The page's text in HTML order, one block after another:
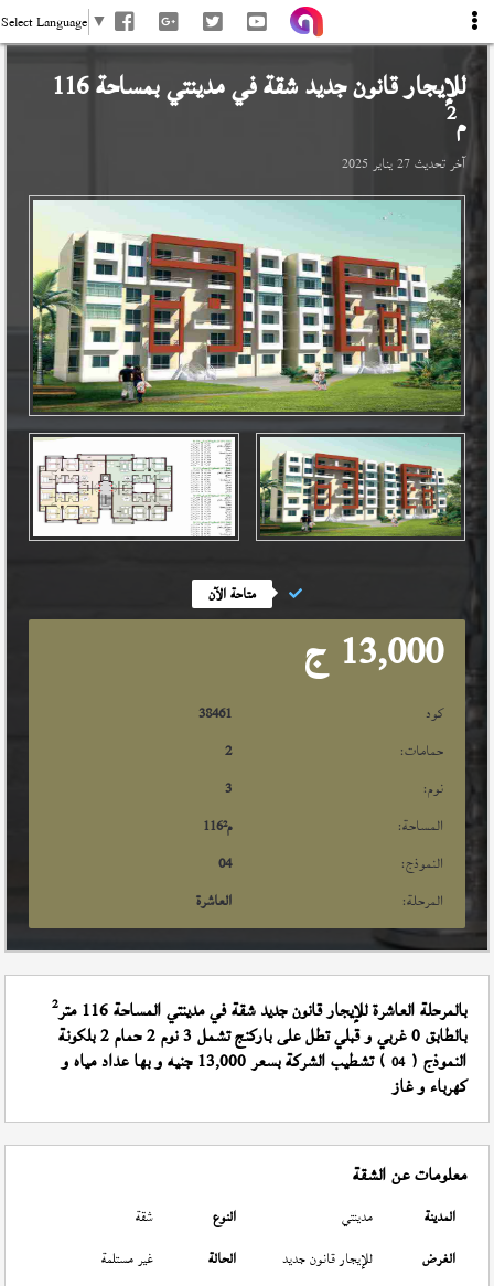
Select Language ▼
للإيجار قانون جديد شقة فيمدينتي بمساحة 116
م2
آخر تحديث27 يناير 2025
متاحة الآن
13,000 ج
كود
38461
حمامات:
2
نوم:
3
المساحة:
116م²
النموذج:
04
المرحلة:
العاشرة
بالمرحلة العاشرة للإيجار قانون جديد شقة في مدينتي المساحة 116 متر 2
بالطابق 0 غربي و قبلي تطل على باركنج تشمل 3 نوم 2 حمام 2 بلكونة
النموذج (04 ) تشطيب الشركة بسعر 13,000 جنيه و بها عداد مياه و
كهرباء و غاز
معلومات عن الشقة
المدينة مدينتي النوع
شقة
الغرض
للإيجار قانون جديد الحالة
غير مستلمة